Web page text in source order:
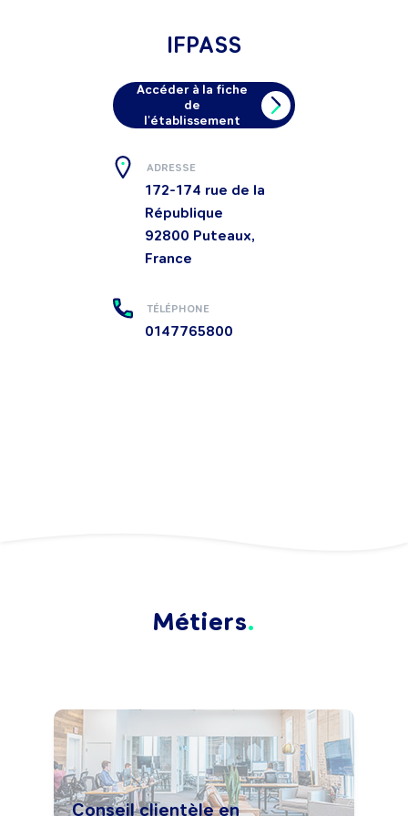
IFPASS
Accéder à la fiche
de
l'établissement
ADRESSE
172-174 rue de la
République
92800 Puteaux,
France
TÉLÉPHONE
0147765800
Métiers
Conseil clientèle en